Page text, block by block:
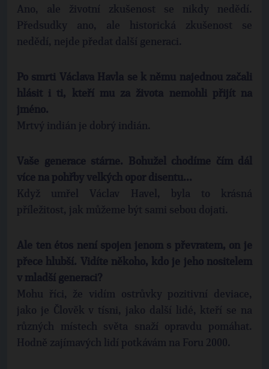
Ano, ale životní zkušenost se nikdy nedědí.
Předsudky ano, ale historická zkušenost se
nedědí, nejde předat další generaci.
Po smrti Václava Havla se k němu najednou začali
hlásit i ti, kteří mu za života nemohli přijít na
jméno.
Mrtvý indián je dobrý indián.
Vaše generace stárne. Bohužel chodíme čím dál
více na pohřby velkých opor disentu...
Když umřel Václav Havel, byla to krásná
příležitost, jak můžeme být sami sebou dojati.
Ale ten étos není spojen jenom s převratem, on je
přece hlubší. Vidíte někoho, kdo je jeho nositelem
v mladší generaci?
Mohu říci, že vidím ostrůvky pozitivní deviace,
jako je Člověk v tísni, jako další lidé, kteří se na
různých místech světa snaží opravdu pomáhat.
Hodně zajímavých lidí potkávám na Foru 2000.